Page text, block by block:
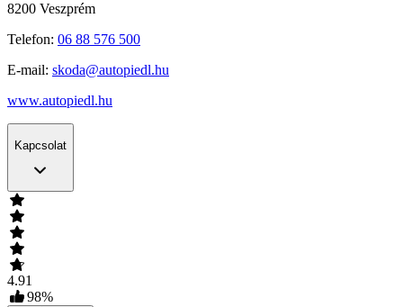
8200 Veszprém
Telefon: 06 88 576 500
E-mail: skoda@autopiedl.hu
www.autopiedl.hu
Kapcsolat
4.91
98%